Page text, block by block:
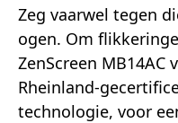
Zeg vaarwel tegen
ogen. Om
ZenScreen MB14AC
Rheinland-
technologie, voor